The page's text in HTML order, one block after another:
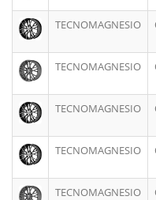
TECNOMAGNESIO
TECNOMAGNESIO
TECNOMAGNESIO
TECNOMAGNESIO
TECNOMAGNESIO